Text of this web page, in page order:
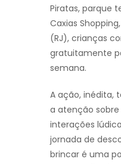
Piratas, parque
Caxias
(RJ), crianças
gratuitamente
semana.
A ação, inédita,
a atenção
interações
jornada de
brincar é uma